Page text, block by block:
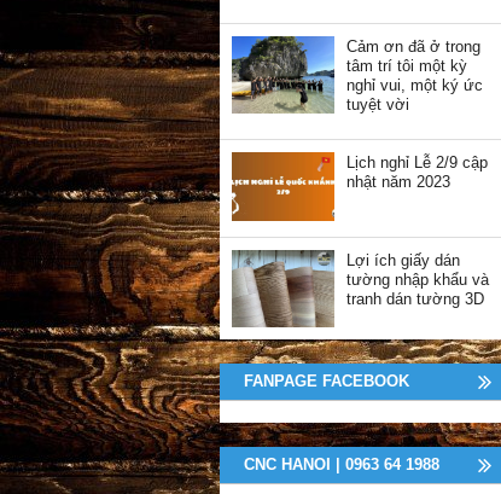
Cảm ơn đã ở trong
tâm trí tôi một kỳ
nghỉ vui, một ký ức
tuyệt vời
Lịch nghỉ Lễ 2/9 cập
nhật năm 2023
Lợi ích giấy dán
tường nhập khẩu và
tranh dán tường 3D
FANPAGE FACEBOOK
CNC HANOI | 0963 64 1988